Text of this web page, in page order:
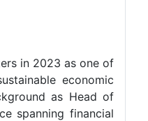
in 2023 as one of
economic
as Head of
spanning financial